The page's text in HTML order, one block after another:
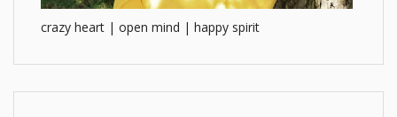
crazy heart | open mind | happy spirit